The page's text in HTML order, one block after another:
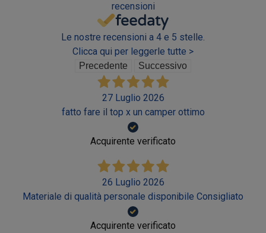
recensioni
Le nostre recensioni a 4 e 5 stelle.
Clicca qui per leggerle tutte >
Precedente Successivo
27 Luglio 2026
fatto fare il top x un camper ottimo
Acquirente verificato
26 Luglio 2026
Materiale di qualità personale disponibile Consigliato
Acquirente verificato